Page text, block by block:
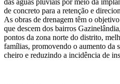
das águas pluviais por meio da
de concreto para a retenção e
As obras de drenagem têm o
que descem dos bairros
pontos da zona norte do distrito,
famílias, promovendo o aumento da
cheiro e reduzindo a incidência de